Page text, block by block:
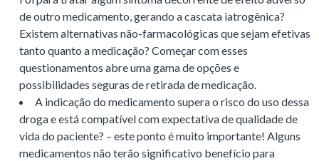
de outro medicamento, gerando a cascata iatrogênica?
Existem alternativas não-farmacológicas que sejam efetivas
tanto quanto a medicação? Começar com esses
questionamentos abre uma gama de opções e
possibilidades seguras de retirada de medicação.
A indicação do medicamento supera o risco do uso dessa
droga e está compatível com expectativa de qualidade de
vida do paciente? – este ponto é muito importante! Alguns
medicamentos não terão significativo benefício para